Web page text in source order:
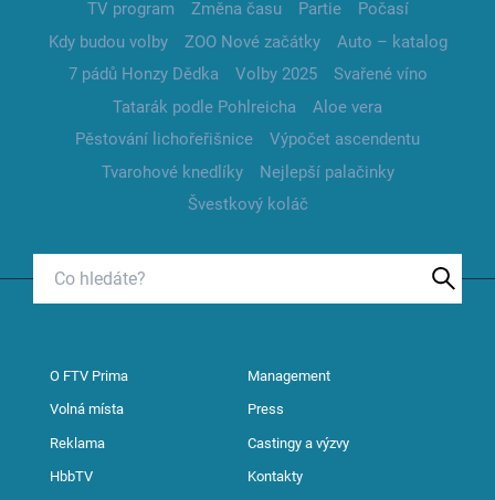
TV program
Změna času Partie
Počasí
Kdy budou volby
ZOO Nové začátky
Auto – katalog
7 pádů Honzy Dědka
Volby 2025
Svařené víno
Tatarák podle Pohlreicha
Aloe vera
Pěstování lichořeřišnice
Výpočet ascendentu
Tvarohové knedlíky
Nejlepší palačinky
Švestkový koláč
O FTV Prima Management
Volná místa Press
Reklama Castingy a výzvy
HbbTV Kontakty